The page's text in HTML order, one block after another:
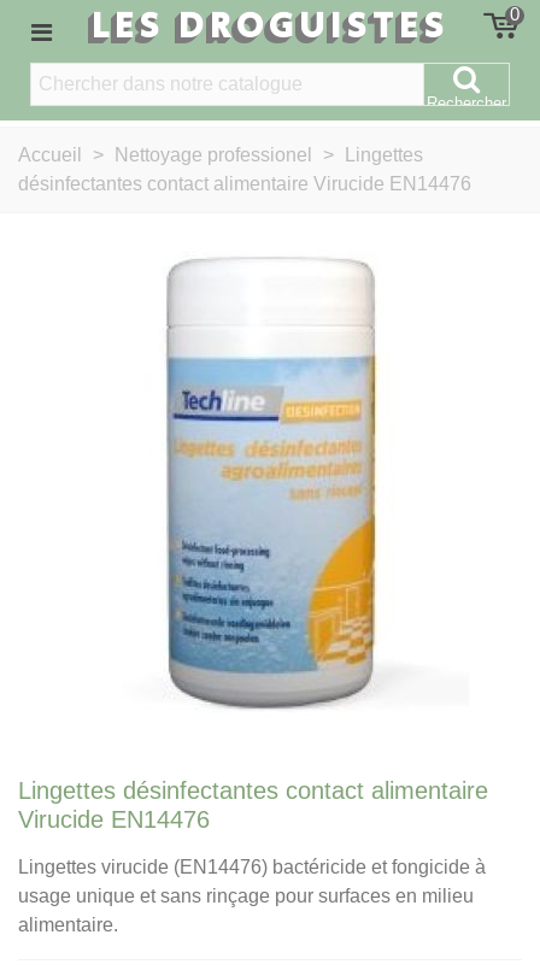
LES DROGUISTES 0
Rechercher
Accueil > Nettoyage professionel >
Lingettes
désinfectantes contact alimentaire Virucide EN14476
Lingettes désinfectantes contact alimentaire
Virucide EN14476
Lingettes virucide (EN14476) bactéricide et fongicide à
usage unique et sans rinçage pour surfaces en milieu
alimentaire.